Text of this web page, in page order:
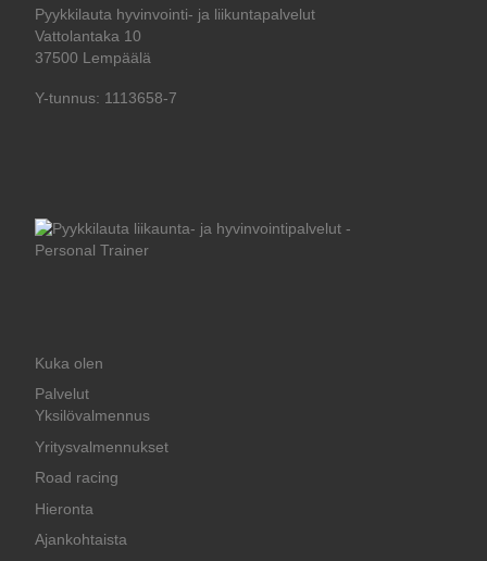
Pyykkilauta hyvinvointi- ja liikuntapalvelut
Vattolantaka 10
37500 Lempäälä
Y-tunnus: 1113658-7
Kuka olen
Palvelut
Yksilövalmennus
Yritysvalmennukset
Road racing
Hieronta
Ajankohtaista